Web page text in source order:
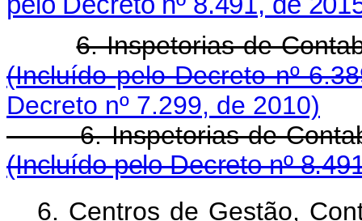
6. Inspetorias de
(Incluído pelo Decreto nº
Decreto nº 7.299, de 2010)
6. Inspetorias de
(Incluído pelo Decreto nº
6. Centros de Gestão,